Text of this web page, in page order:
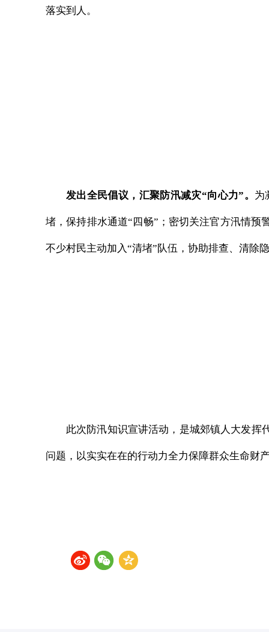
落实到人。
发出全民倡议，汇聚防汛减灾“向心力”。 为
堵，保持排水通道“四畅”；密切关注官方汛情
不少村民主动加入“清堵”队伍，协助排查、清除
此次防汛知识宣讲活动，是城郊镇人大发挥
问题，以实实在在的行动力全力保障群众生命财